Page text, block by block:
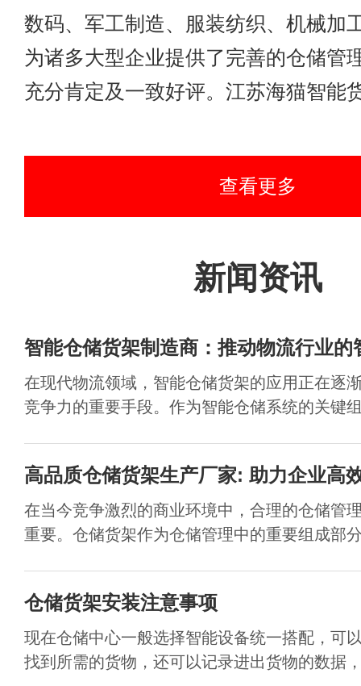
数码、军工制造、服装纺织、机械加
为诸多大型企业提供了完善的仓储管
充分肯定及一致好评。江苏海猫智能
查看更多
新闻资讯
智能仓储货架制造商：推动物流行业的
在现代物流领域，智能仓储货架的应用正在逐
竞争力的重要手段。作为智能仓储系统的关键
高品质仓储货架生产厂家: 助力企业高
在当今竞争激烈的商业环境中，合理的仓储管
重要。仓储货架作为仓储管理中的重要组成部
仓储货架安装注意事项
现在仓储中心一般选择智能设备统一搭配，可
找到所需的货物，还可以记录进出货物的数据